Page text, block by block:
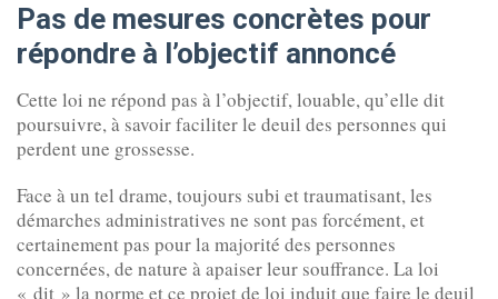
Pas de mesures concrètes pour
répondre à l’objectif annoncé
Cette loi ne répond pas à l’objectif, louable, qu’elle dit
poursuivre, à savoir faciliter le deuil des personnes qui
perdent une grossesse.
Face à un tel drame, toujours subi et traumatisant, les
démarches administratives ne sont pas forcément, et
certainement pas pour la majorité des personnes
concernées, de nature à apaiser leur souffrance. La loi
« dit » la norme et ce projet de loi induit que faire le deuil